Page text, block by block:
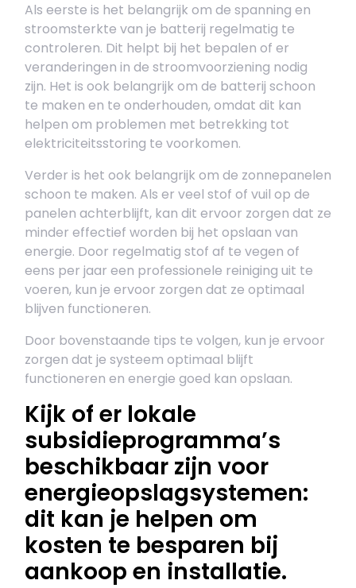
Als eerste is het belangrijk om de spanning en
stroomsterkte van je batterij regelmatig te
controleren. Dit helpt bij het bepalen of er
veranderingen in de stroomvoorziening nodig
zijn. Het is ook belangrijk om de batterij schoon
te maken en te onderhouden, omdat dit kan
helpen om problemen met betrekking tot
elektriciteitsstoring te voorkomen.
Verder is het ook belangrijk om de zonnepanelen
schoon te maken. Als er veel stof of vuil op de
panelen achterblijft, kan dit ervoor zorgen dat ze
minder effectief worden bij het opslaan van
energie. Door regelmatig stof af te vegen of
eens per jaar een professionele reiniging uit te
voeren, kun je ervoor zorgen dat ze optimaal
blijven functioneren.
Door bovenstaande tips te volgen, kun je ervoor
zorgen dat je systeem optimaal blijft
functioneren en energie goed kan opslaan.
Kijk of er lokale
subsidieprogramma’s
beschikbaar zijn voor
energieopslagsystemen:
dit kan je helpen om
kosten te besparen bij
aankoop en installatie.